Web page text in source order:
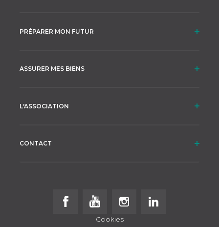
PRÉPARER MON FUTUR
ASSURER MES BIENS
L'ASSOCIATION
CONTACT
Cookies
Follow us on Facebook
Follow us on Youtube
Follow us on Instagram
Follow us on